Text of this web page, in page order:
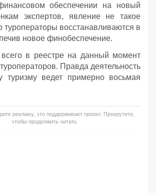
обеспечении на новый
экспертов, явление не такое
туроператоры восстанавливаются в
новое финобеспечение.
в реестре на данный момент
Правда деятельность
туризму ведет примерно восьмая
рекламу, это поддерживает проект. Прокрутите,
чтобы продолжить читать